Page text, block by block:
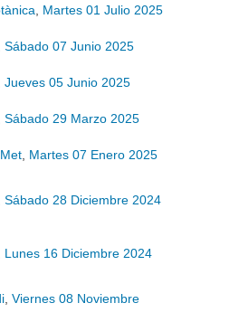
Martes 01 Julio 2025
,Sábado 07 Junio 2025
,Jueves 05 Junio 2025
,Sábado 29 Marzo 2025
Martes 07 Enero 2025
,Sábado 28 Diciembre 2024
Lunes 16 Diciembre 2024
,Viernes 08 Noviembre